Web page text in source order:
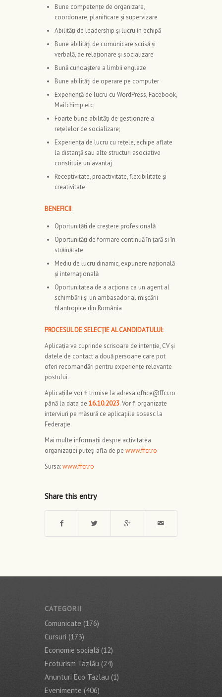
Bune competențe de organizare,
coordonare, planificare și supervizare
Abilități de leadership și lucru în echipă
Bune abilități de comunicare scrisă și
verbală, de relaționare și socializare
Bună cunoaștere a limbii engleze
Bune abilități de operare pe computer
Experiență de lucru cu WordPress, Facebook,
Mailchimp etc;
Foarte bune abilități de gestionare a
rețelelor de socializare;
Experiența de lucru cu rețele, echipe aflate
la distanță sau alte structuri asociative
constituie un avantaj
Receptivitate, proactivitate, flexibilitate şi
creativitate.
BENEFICII:
Oportunități de creștere profesională
Oportunități de formare continuă în țară si în
străinătate
Mediu de lucru dinamic, expunere națională
și internațională
Oportunitatea de a acționa ca un agent al
schimbării și un ambasador al mișcării
filantropice din România
PROCESUL DE SELECȚIE AL CANDIDATULUI:
Aplicația va cuprinde scrisoare de intenție, CV și
datele de contact a două persoane care pot
oferi recomandări pentru experiențe relevante
postului.
Aplicațiile vor fi trimise la adresa office@ffcr.ro
până la data de 16.10.2023. Vor fi organizate
interviuri pe măsură ce aplicațiile sosesc la
Federație.
Mai multe informații despre activitatea
organizației puteți afla de pe www.ffcr.ro
Sursa:www.ffcr.ro
Share this entry
CATEGORII
Comunicate (176)
Cursuri (173)
Economie socială (12)
Ecoturism Tazlău (24)
Anunturi Eco Tazlau (1)
Evenimente (406)